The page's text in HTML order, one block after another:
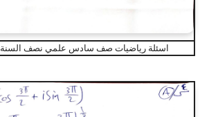
اسئلة رياضيات صف سادس علمي نصف السنة 2022 مع الاجوبة